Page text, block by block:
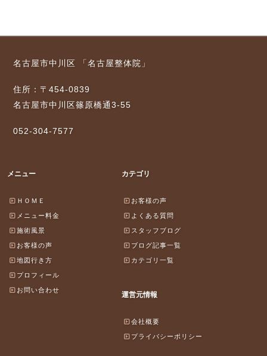
名古屋市中川区 「名古屋整体院」
住所：〒454-0839
名古屋市中川区篠原橋通3-55
052-304-7577
メニュー
ＨＯＭＥ
メニュー料金
施術風景
お客様の声
地図行き方
プロフィール
お問い合わせ
カテゴリ
お客様の声
よくある質問
スタッフブログ
ブログ記事一覧
カテゴリ一覧
運営元情報
会社概要
プライバシーポリシー